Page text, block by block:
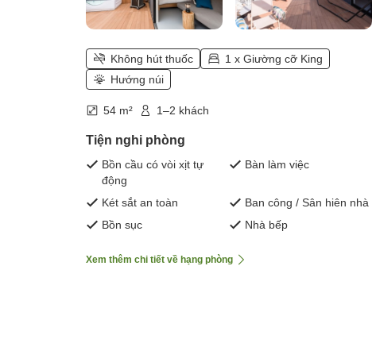
Không hút thuốc
1 x Giường cỡ King
Hướng núi
54 m² 1–2 khách
Tiện nghi phòng
Bồn cầu có vòi xịt tự
động
Bàn làm việc
Két sắt an toàn
Ban công / Sân hiên nhà
Bồn sục
Nhà bếp
Xem thêm chi tiết về hạng phòng